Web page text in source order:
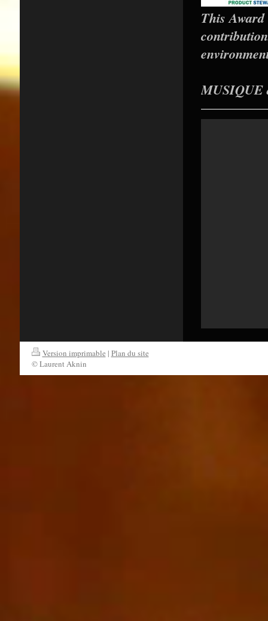
This
MUSIQUE
Version imprimable | Plan du site
© Laurent Aknin